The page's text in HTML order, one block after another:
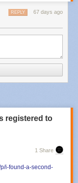
67 days ago
REPLY
registered to
1 Share
i-found-a-second-